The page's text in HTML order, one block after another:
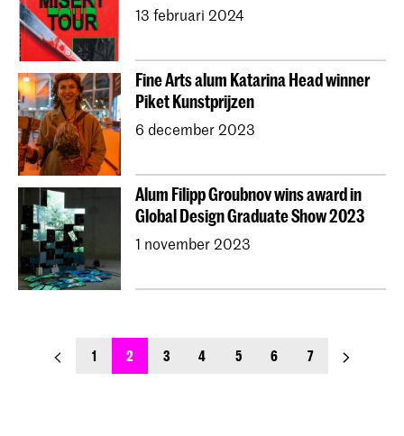
13 februari 2024
Fine Arts alum Katarina Head winner
Piket Kunstprijzen
6 december 2023
Alum Filipp Groubnov wins award in
Global Design Graduate Show 2023
1 november 2023
previous_page
1 2 3 4 5 6 7 next_page